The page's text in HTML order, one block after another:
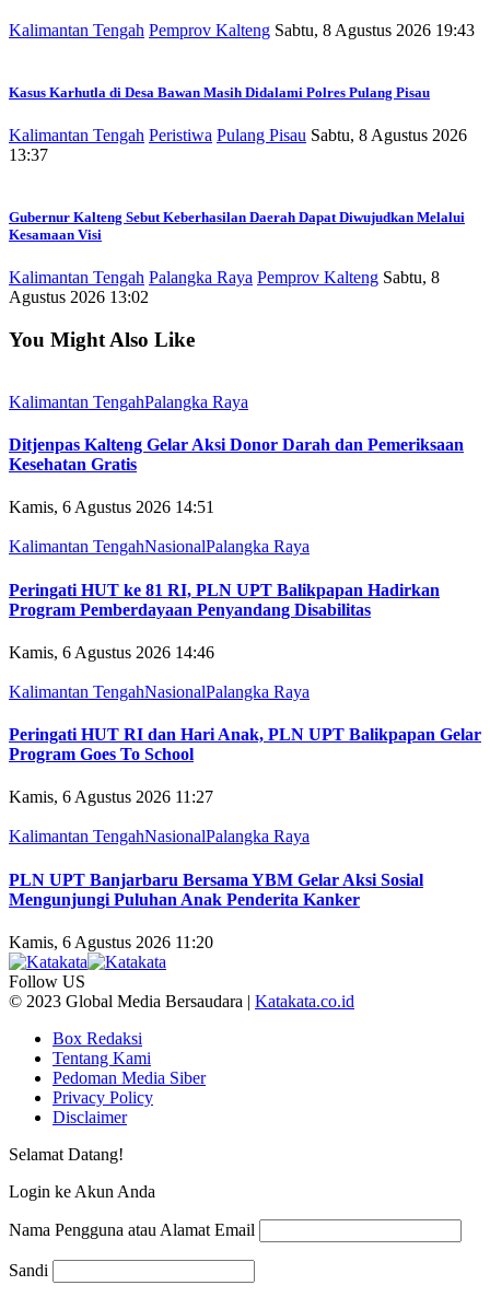
Kalimantan Tengah Pemprov Kalteng Sabtu, 8 Agustus 2026 19:43
Kasus Karhutla di Desa Bawan Masih Didalami Polres Pulang Pisau
Kalimantan Tengah Peristiwa Pulang Pisau Sabtu, 8 Agustus 2026
13:37
Gubernur Kalteng Sebut Keberhasilan Daerah Dapat Diwujudkan Melalui
Kesamaan Visi
Kalimantan Tengah Palangka Raya Pemprov Kalteng Sabtu, 8
Agustus 2026 13:02
You Might Also Like
Kalimantan TengahPalangka Raya
Ditjenpas Kalteng Gelar Aksi Donor Darah dan Pemeriksaan
Kesehatan Gratis
Kamis, 6 Agustus 2026 14:51
Kalimantan TengahNasionalPalangka Raya
Peringati HUT ke 81 RI, PLN UPT Balikpapan Hadirkan
Program Pemberdayaan Penyandang Disabilitas
Kamis, 6 Agustus 2026 14:46
Kalimantan TengahNasionalPalangka Raya
Peringati HUT RI dan Hari Anak, PLN UPT Balikpapan Gelar
Program Goes To School
Kamis, 6 Agustus 2026 11:27
Kalimantan TengahNasionalPalangka Raya
PLN UPT Banjarbaru Bersama YBM Gelar Aksi Sosial
Mengunjungi Puluhan Anak Penderita Kanker
Kamis, 6 Agustus 2026 11:20
Follow US
© 2023 Global Media Bersaudara | Katakata.co.id
Box Redaksi
Tentang Kami
Pedoman Media Siber
Privacy Policy
Disclaimer
Selamat Datang!
Login ke Akun Anda
Nama Pengguna atau Alamat Email
Sandi